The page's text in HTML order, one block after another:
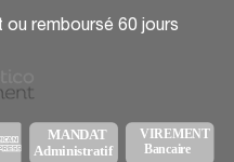
remboursé 60 jours